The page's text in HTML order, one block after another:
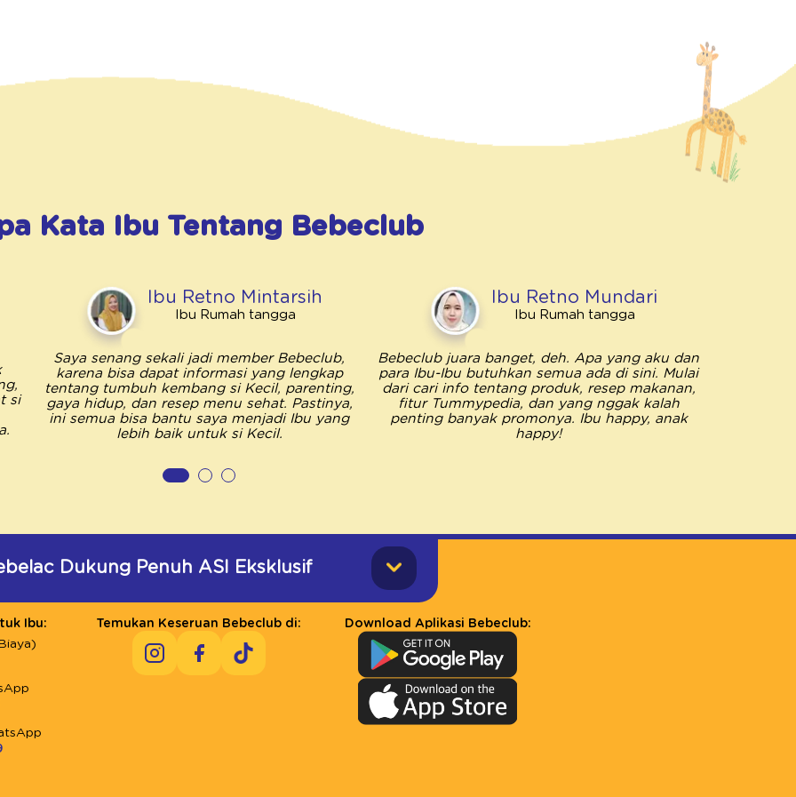
Kata Ibu Tentang Bebeclub
si
Ibu Retno Mintarsih
Ibu Rumah tangga
Saya senang sekali jadi member Bebeclub,
karena bisa dapat informasi yang lengkap
tentang tumbuh kembang si Kecil, parenting,
gaya hidup, dan resep menu sehat. Pastinya,
ini semua bisa bantu saya menjadi Ibu yang
lebih baik untuk si Kecil.
Ibu Retno Mundari
Ibu Rumah tangga
Bebeclub juara banget, deh. Apa yang aku dan
para Ibu-Ibu butuhkan semua ada di sini. Mulai
dari cari info tentang produk, resep makanan,
fitur Tummypedia, dan yang nggak kalah
penting banyak promonya. Ibu happy, anak
happy!
Dukung Penuh ASI Eksklusif
Ibu:
Temukan Keseruan Bebeclub di: Download Aplikasi Bebeclub: